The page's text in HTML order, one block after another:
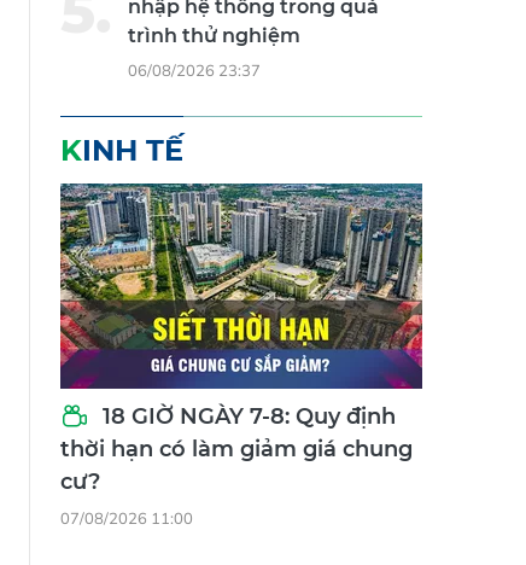
nhập hệ thống trong quá
trình thử nghiệm
06/08/2026 23:37
KINH TẾ
18 GIỜ NGÀY 7-8: Quy định
thời hạn có làm giảm giá chung
cư?
07/08/2026 11:00